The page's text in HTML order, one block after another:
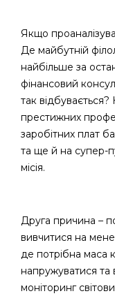
Якщо
Де майбутній
найбільше за
фінансовий
так
престижних
заробітних плат
та ще й на супер-
місія.
Друга причина –
вивчитися на
де потрібна маса
напружуватися та
моніторинг